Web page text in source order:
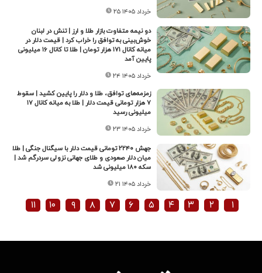
۲۵ خرداد ۱۴۰۵
دو نیمه متفاوت بازار طلا و ارز | تنش در لبنان
خوش‌بینی به توافق را خراب کرد | قیمت دلار در
میانه کانال ۱۷۱ هزار تومان | طلا تا کانال ۱۶ میلیونی
پایین آمد
۲۴ خرداد ۱۴۰۵
زمزمه‌های توافق، طلا و دلار را پایین کشید | سقوط
۷ هزار تومانی قیمت دلار | طلا به میانه کانال ۱۷
میلیونی رسید
۲۳ خرداد ۱۴۰۵
جهش ۲۲۴۰ تومانی قیمت دلار با سیگنال جنگی | طلا
میان دلار صعودی و طلای جهانی نزولی سردرگم شد |
سکه ۱۸۰ میلیونی شد
۲۱ خرداد ۱۴۰۵
۱ ۲ ۳ ۴ ۵ ۶ ۷ ۸ ۹ ۱۰ ۱۱